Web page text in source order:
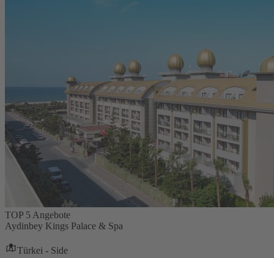
TOP 5 Angebote
Aydinbey Kings Palace & Spa
Türkei - Side